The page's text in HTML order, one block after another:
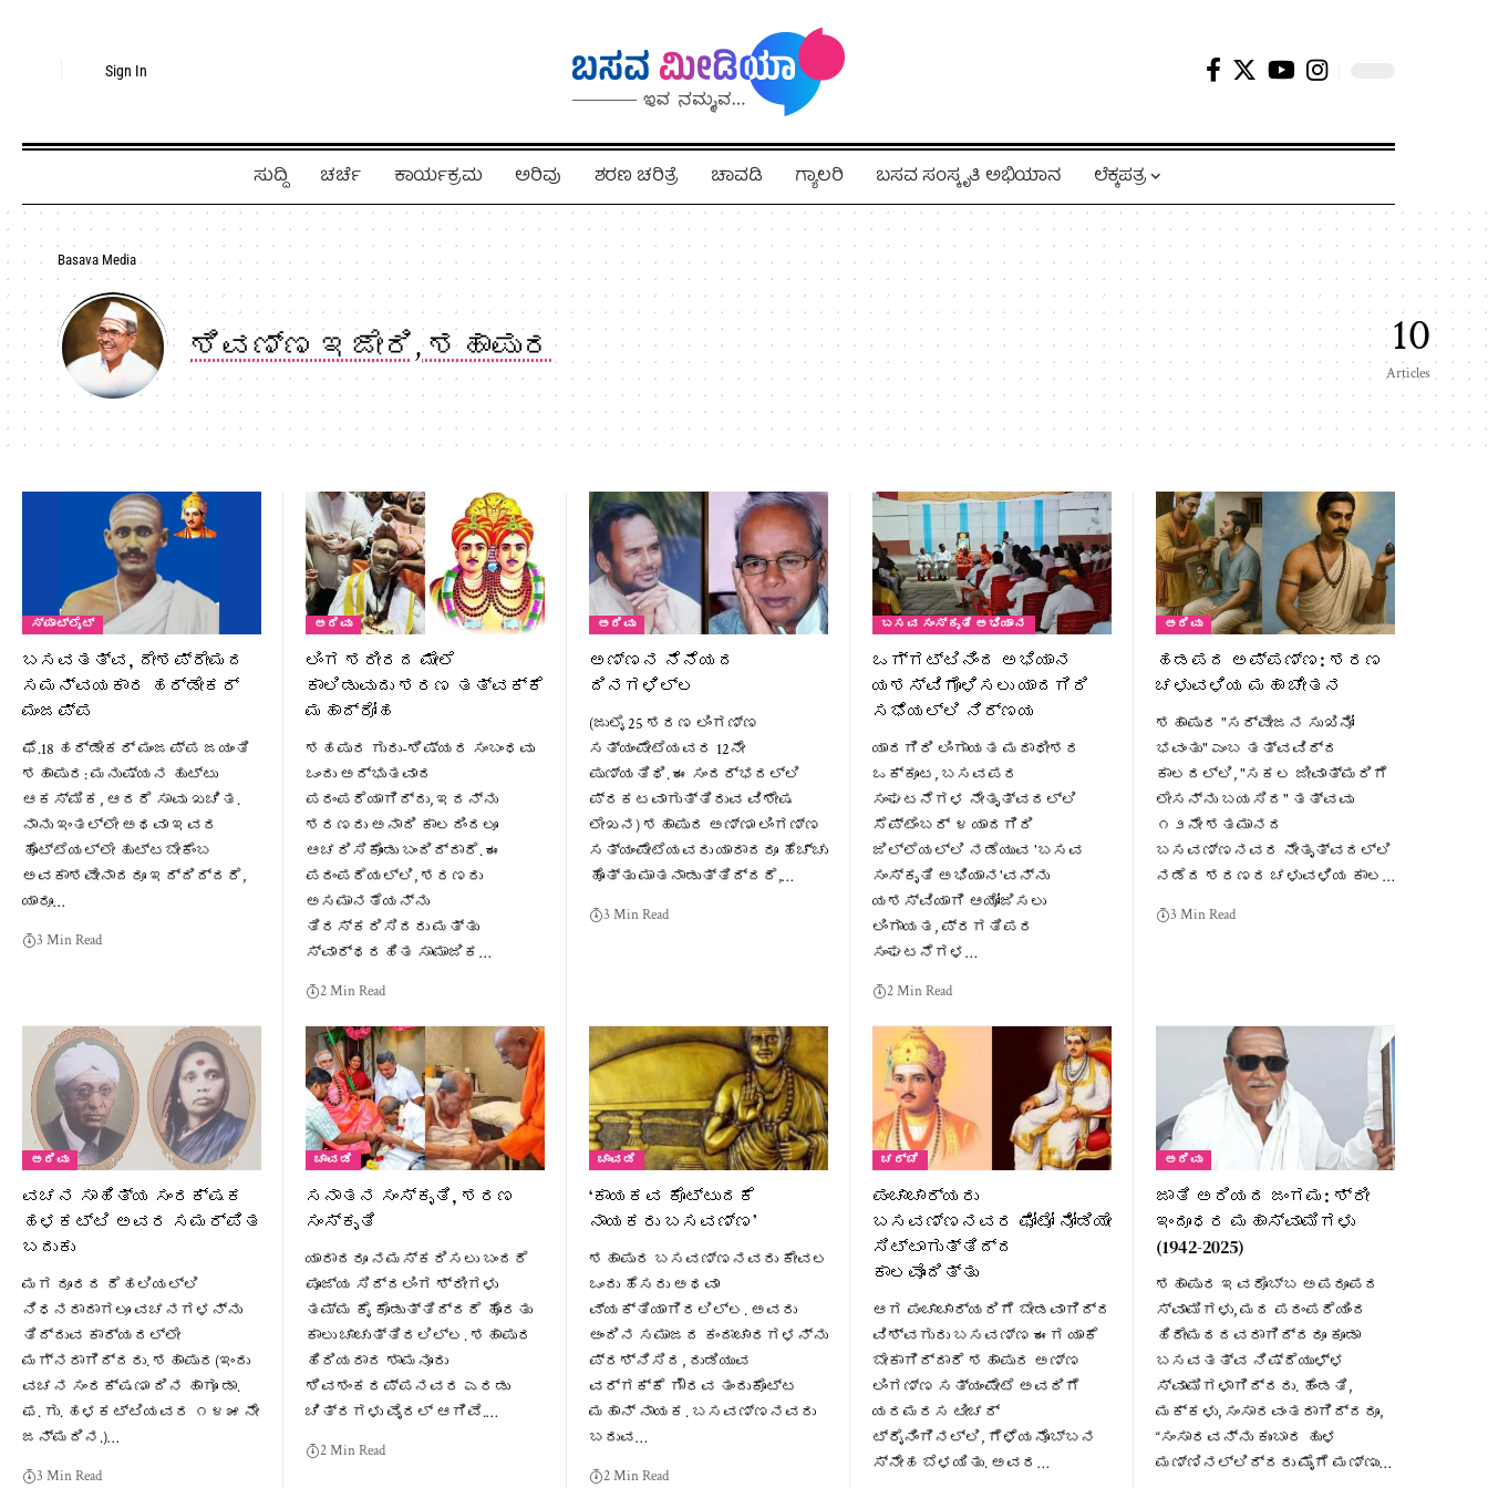
Sign In
ಸುದ್ದಿ ಚರ್ಚೆ ಕಾರ್ಯಕ್ರಮ ಅರಿವು ಶರಣ ಚರಿತ್ರೆ ಚಾವಡಿ ಗ್ಯಾಲರಿ ಬಸವ ಸಂಸ್ಕೃತಿ ಅಭಿಯಾನ ಲೆಕ್ಕಪತ್ರ
Basava Media
ಶಿವಣ್ಣ ಇಜೇರಿ, ಶಹಾಪುರ 10
Articles
ಸ್ಪಾಟ್‌ಲೈಟ್
ಬಸವತತ್ವ, ದೇಶಪ್ರೇಮದ
ಸಮನ್ವಯಕಾರ ಹರ್ಡೇಕರ್
ಮಂಜಪ್ಪ
ಫೆ.18 ಹರ್ಡೇಕರ್ ಮಂಜಪ್ಪ ಜಯಂತಿ
ಶಹಾಪುರ: ಮನುಷ್ಯನ ಹುಟ್ಟು
ಆಕಸ್ಮಿಕ, ಆದರೆ ಸಾವು ಖಚಿತ.
ನಾನು ಇಂತಲ್ಲೇ ಅಥವಾ ಇವರ
ಹೊಟ್ಟೆಯಲ್ಲೇ ಹುಟ್ಟಬೇಕೆಂಬ
ಅವಕಾಶವೇನಾದರೂ ಇದ್ದಿದ್ದರೆ,
ಯಾರೂ…
3 Min Read
ಅರಿವು
ಲಿಂಗ ಶರೀರದ ಮೇಲೆ
ಕಾಲಿಡುವುದು ಶರಣ ತತ್ವಕ್ಕೆ
ಮಹಾದ್ರೋಹ
ಶಹಪುರ ಗುರು-ಶಿಷ್ಯರ ಸಂಬಂಧವು
ಒಂದು ಅದ್ಭುತವಾದ
ಪರಂಪರೆಯಾಗಿದ್ದು, ಇದನ್ನು
ಶರಣರು ಅನಾದಿ ಕಾಲದಿಂದಲೂ
ಆಚರಿಸಿಕೊಂಡು ಬಂದಿದ್ದಾರೆ. ಈ
ಪರಂಪರೆಯಲ್ಲಿ, ಶರಣರು
ಅಸಮಾನತೆಯನ್ನು
ತಿರಸ್ಕರಿಸಿದರು ಮತ್ತು
ಸ್ವಾರ್ಥರಹಿತ ಸಾಮಾಜಿಕ…
2 Min Read
ಅರಿವು
ಅಣ್ಣನ ನೆನೆಯದ
ದಿನಗಳಿಲ್ಲ
(ಜುಲೈ 25 ಶರಣ ಲಿಂಗಣ್ಣ
ಸತ್ಯಂಪೇಟೆಯವರ 12ನೇ
ಪುಣ್ಯತಿಥಿ. ಈ ಸಂದರ್ಭದಲ್ಲಿ
ಪ್ರಕಟವಾಗುತ್ತಿರುವ ವಿಶೇಷ
ಲೇಖನ) ಶಹಾಪುರ ಅಣ್ಣಾ ಲಿಂಗಣ್ಣ
ಸತ್ಯಂಪೇಟೆಯವರು ಯಾರಾದರೂ ಹೆಚ್ಚು
ಹೊತ್ತು ಮಾತನಾಡುತ್ತಿದ್ದರೆ,…
3 Min Read
ಬಸವ ಸಂಸ್ಕೃತಿ ಅಭಿಯಾನ
ಒಗ್ಗಟ್ಟಿನಿಂದ ಅಭಿಯಾನ
ಯಶಸ್ವಿಗೊಳಿಸಲು ಯಾದಗಿರಿ
ಸಭೆಯಲ್ಲಿ ನಿರ್ಣಯ
ಯಾದಗಿರಿ ಲಿಂಗಾಯತ ಮಠಾಧೀಶರ
ಒಕ್ಕೂಟ, ಬಸವಪರ
ಸಂಘಟನೆಗಳ ನೇತೃತ್ವದಲ್ಲಿ
ಸೆಪ್ಟೆಂಬರ್ ೪ ಯಾದಗಿರಿ
ಜಿಲ್ಲೆಯಲ್ಲಿ ನಡೆಯುವ 'ಬಸವ
ಸಂಸ್ಕೃತಿ ಅಭಿಯಾನ'ವನ್ನು
ಯಶಸ್ವಿಯಾಗಿ ಆಯೋಜಿಸಲು
ಲಿಂಗಾಯತ, ಪ್ರಗತಿಪರ
ಸಂಘಟನೆಗಳ…
2 Min Read
ಅರಿವು
ಹಡಪದ ಅಪ್ಪಣ್ಣ: ಶರಣ
ಚಳುವಳಿಯ ಮಹಾ ಚೇತನ
ಶಹಾಪುರ "ಸರ್ವೇಜನ ಸುಖಿನೋ
ಭವಂತು" ಎಂಬ ತತ್ವವಿದ್ದ
ಕಾಲದಲ್ಲಿ, "ಸಕಲ ಜೀವಾತ್ಮರಿಗೆ
ಲೇಸನ್ನು ಬಯಸಿದ" ತತ್ವವು
೧೨ನೇ ಶತಮಾನದ
ಬಸವಣ್ಣನವರ ನೇತೃತ್ವದಲ್ಲಿ
ನಡೆದ ಶರಣರ ಚಳುವಳಿಯ ಕಾಲ…
3 Min Read
ಅರಿವು
ವಚನ ಸಾಹಿತ್ಯ ಸಂರಕ್ಷಕ
ಹಳಕಟ್ಟಿ ಅವರ ಸಮರ್ಪಿತ
ಬದುಕು
ಮಗ ದೂರದ ದೆಹಲಿಯಲ್ಲಿ
ನಿಧನರಾದಾಗಲೂ ವಚನಗಳನ್ನು
ತಿದ್ದುವ ಕಾರ್ಯದಲ್ಲೇ
ಮಗ್ನರಾಗಿದ್ದರು. ಶಹಾಪುರ(ಇಂದು
ವಚನ ಸಂರಕ್ಷಣಾ ದಿನ ಹಾಗೂ ಡಾ.
ಫ. ಗು. ಹಳಕಟ್ಟಿಯವರ ೧೪೫ ನೇ
ಜನ್ಮದಿನ.)…
3 Min Read
ಚಾವಡಿ
ಸನಾತನ ಸಂಸ್ಕೃತಿ, ಶರಣ
ಸಂಸ್ಕೃತಿ
ಯಾರಾದರೂ ನಮಸ್ಕರಿಸಲು ಬಂದರೆ
ಪೂಜ್ಯ ಸಿದ್ದಲಿಂಗ ಶ್ರೀಗಳು
ತಮ್ಮ ಕೈ ಕೊಡುತ್ತಿದ್ದರೆ ಹೊರತು
ಕಾಲು ಚಾಚುತ್ತಿರಲಿಲ್ಲ. ಶಹಾಪುರ
ಹಿರಿಯರಾದ ಶಾಮನೂರು
ಶಿವಶಂಕರಪ್ಪನವರ ಎರಡು
ಚಿತ್ರಗಳು ವೈರಲ್ ಆಗಿವೆ.…
2 Min Read
ಚಾವಡಿ
‘ಕಾಯಕವ ಕೊಟ್ಟುದಕೆ
ನಾಯಕರು ಬಸವಣ್ಣ’
ಶಹಾಪುರ ಬಸವಣ್ಣನವರು ಕೇವಲ
ಒಂದು ಹೆಸರು ಅಥವಾ
ವ್ಯಕ್ತಿಯಾಗಿರಲಿಲ್ಲ. ಅವರು
ಅಂದಿನ ಸಮಾಜದ ಕಂದಾಚಾರಗಳನ್ನು
ಪ್ರಶ್ನಿಸಿದ, ದುಡಿಯುವ
ವರ್ಗಕ್ಕೆ ಗೌರವ ತಂದುಕೊಟ್ಟ
ಮಹಾನ್ ನಾಯಕ. ಬಸವಣ್ಣನವರು
ಬರುವ…
2 Min Read
ಚರ್ಚೆ
ಪಂಚಾಚಾರ್ಯರು
ಬಸವಣ್ಣನವರ ಫೋಟೋ ನೋಡಿಯೇ
ಸಿಟ್ಟಾಗುತ್ತಿದ್ದ
ಕಾಲವೊಂದಿತ್ತು
ಆಗ ಪಂಚಾಚಾರ್ಯರಿಗೆ ಬೇಡವಾಗಿದ್ದ
ವಿಶ್ವಗುರು ಬಸವಣ್ಣ ಈಗ ಯಾಕೆ
ಬೇಕಾಗಿದ್ದಾರೆ ಶಹಾಪುರ ಅಣ್ಣ
ಲಿಂಗಣ್ಣ ಸತ್ಯಂಪೇಟೆ ಅವರಿಗೆ
ಯರಮರಸ ಟೀಚರ್
ಟ್ರೈನಿಂಗಿನಲ್ಲಿ, ಗೆಳೆಯನೊಬ್ಬನ
ಸ್ನೇಹ ಬೆಳಯಿತು. ಅವರ…
ಅರಿವು
ಜಾತಿ ಅರಿಯದ ಜಂಗಮ: ಶ್ರೀ
ಇಂದೂಧರ ಮಹಾಸ್ವಾಮಿಗಳು
(1942-2025)
ಶಹಾಪುರ ಇವರೊಬ್ಬ ಅಪರೂಪದ
ಸ್ವಾಮಿಗಳು, ಮಠ ಪರಂಪರೆಯಿಂದ
ಹಿರೇಮಠದವರಾಗಿದ್ದರೂ ಕೂಡಾ
ಬಸವತತ್ವ ನಿಷ್ಠೆಯುಳ್ಳ
ಸ್ವಾಮಿಗಳಾಗಿದ್ದರು. ಹೆಂಡತಿ,
ಮಕ್ಕಳು, ಸಂಸಾರವಂತರಾಗಿದ್ದರೂ,
“ಸಂಸಾರವನ್ನು ಕುಂಬಾರ ಹುಳ
ಮಣ್ಣಿನಲ್ಲಿದ್ದರು ಮೈಗೆ ಮಣ್ಣು…